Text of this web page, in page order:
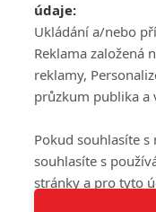
Tato stránka
Máte-li zájem o
Ochrana osobních údajů|
údaje:
Ukládání a/nebo
Reklama založená
reklamy,
průzkum publika a
Pokud souhlasíte
souhlasíte s
stránky a pro tyto
odmítnout, ale v